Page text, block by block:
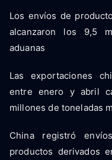
Los envíos de
alcanzaron los 9,5
aduanas
Las exportaciones
entre enero y abril
millones de toneladas
China registró
productos derivados